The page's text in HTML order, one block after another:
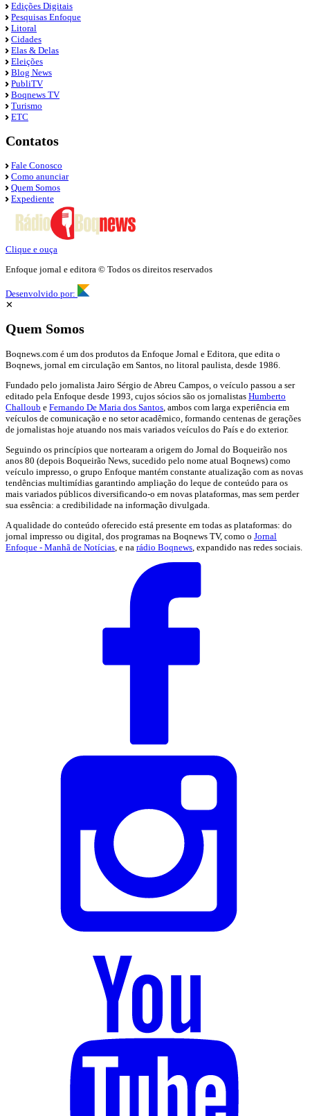
Edições Digitais
Pesquisas Enfoque
Litoral
Cidades
Elas & Delas
Eleições
Blog News
PubliTV
Boqnews TV
Turismo
ETC
Contatos
Fale Conosco
Como anunciar
Quem Somos
Expediente
Clique e ouça
Enfoque jornal e editora © Todos os direitos reservados
Desenvolvido por:
✕
Quem Somos
Boqnews.com é um dos produtos da Enfoque Jornal e Editora, que edita o
Boqnews, jornal em circulação em Santos, no litoral paulista, desde 1986.
Fundado pelo jornalista Jairo Sérgio de Abreu Campos, o veículo passou a ser
editado pela Enfoque desde 1993, cujos sócios são os jornalistas Humberto
Challoub e Fernando De Maria dos Santos , ambos com larga experiência em
veículos de comunicação e no setor acadêmico, formando centenas de gerações
de jornalistas hoje atuando nos mais variados veículos do País e do exterior.
Seguindo os princípios que nortearam a origem do Jornal do Boqueirão nos
anos 80 (depois Boqueirão News, sucedido pelo nome atual Boqnews) como
veículo impresso, o grupo Enfoque mantém constante atualização com as novas
tendências multimídias garantindo ampliação do leque de conteúdo para os
mais variados públicos diversificando-o em novas plataformas, mas sem perder
sua essência: a credibilidade na informação divulgada.
A qualidade do conteúdo oferecido está presente em todas as plataformas: do
jornal impresso ou digital, dos programas na Boqnews TV, como o Jornal
Enfoque - Manhã de Notícias , e na rádio Boqnews , expandido nas redes sociais.